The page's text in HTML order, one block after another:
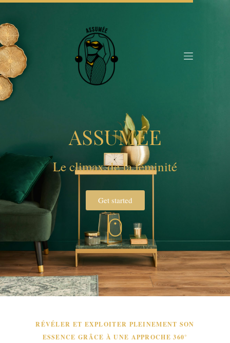
ASSUMÉE
Le climax de la féminité
Get started
RÉVÉLER ET EXPLOITER PLEINEMENT SON
ESSENCE GRÂCE À UNE APPROCHE 360°